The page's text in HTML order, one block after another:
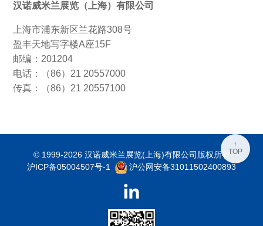
汉诺威米兰展览（上海）有限公司
上海市浦东新区兰花路308号
盈丰天地写字楼A座15F
邮编：201204
电话：（86）21 20557000
传真：（86）21 20557100
© 1999-2026 汉诺威米兰展览(上海)有限公司版权所有
沪ICP备05004507号-1
沪公网安备31011502400893
↑
TOP